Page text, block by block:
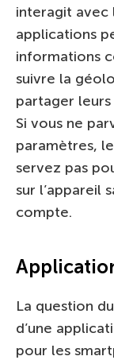
interagit avec
applications
informations
suivre la
partager
Si vous ne
paramètres,
servez pas
sur l’appareil
compte.
La question
d’une
pour les